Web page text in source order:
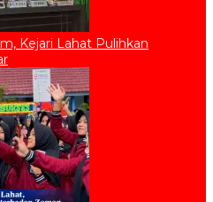
Kejari Lahat Pulihkan